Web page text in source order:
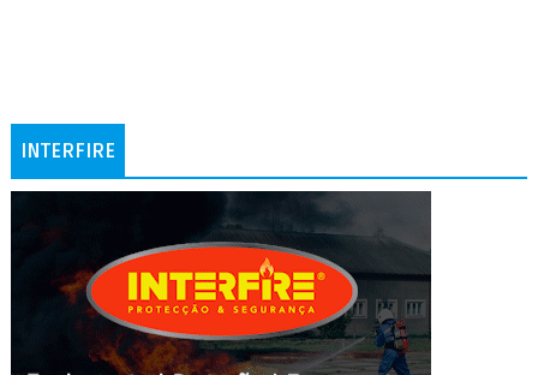
INTERFIRE